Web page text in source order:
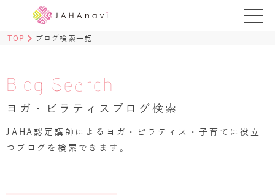
BLOG
ヨガ資格講座 ›
TOP ブログ検索一覧
Blog Search
ヨガ・ピラティスブログ検索
JAHA認定講師によるヨガ・ピラティス・子育てに役立
つブログを検索できます。